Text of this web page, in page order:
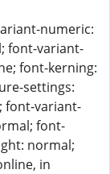
numeric:
font-variant-
font-kerning:
settings:
font-variant-
font-
normal;
in